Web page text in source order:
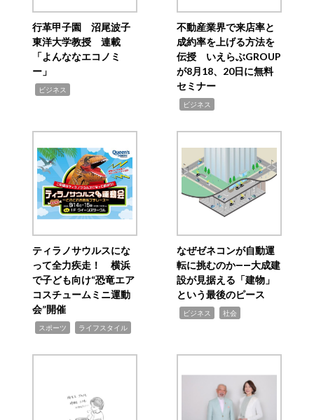
行革甲子園 沼尾波子
東洋大学教授 連載
「よんななエコノミ
ー」
ビジネス
不動産業界で来店率と
成約率を上げる方法を
伝授 いえらぶGROUP
が8月18、20日に無料
セミナー
ビジネス
ティラノサウルスにな
って全力疾走！ 横浜
で子ども向け“恐竜エア
コスチュームミニ運動
会”開催
スポーツ ライフスタイル
なぜゼネコンが自動運
転に挑むのか――大成建
設が見据える「建物」
という最後のピース
ビジネス 社会